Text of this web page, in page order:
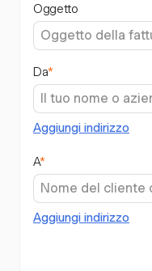
Oggetto
Da*
Aggiungi indirizzo
A*
Aggiungi indirizzo